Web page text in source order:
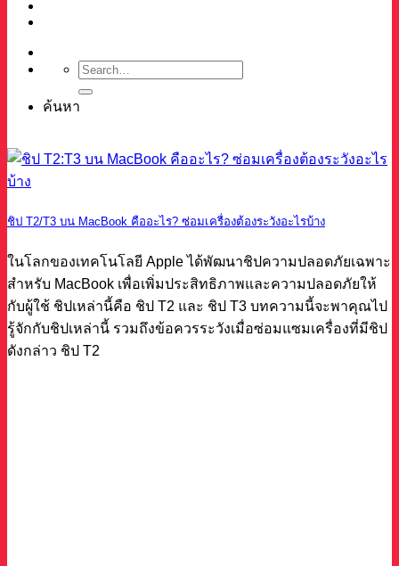
ค้นหา
ชิป T2/T3 บน MacBook คืออะไร? ซ่อมเครื่องต้องระวังอะไรบ้าง
ในโลกของเทคโนโลยี Apple ได้พัฒนาชิปความปลอดภัยเฉพาะ
สำหรับ MacBook เพื่อเพิ่มประสิทธิภาพและความปลอดภัยให้
กับผู้ใช้ ชิปเหล่านี้คือ ชิป T2 และ ชิป T3 บทความนี้จะพาคุณไป
รู้จักกับชิปเหล่านี้ รวมถึงข้อควรระวังเมื่อซ่อมแซมเครื่องที่มีชิป
ดังกล่าว ชิป T2